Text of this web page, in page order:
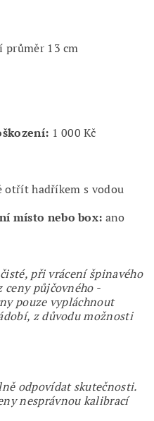
průměr 13 cm
1 000 Kč
otřít hadříkem s vodou
místo nebo box: ano
při vrácení špinavého
ceny půjčovného -
pouze vypláchnout
z důvodu možnosti
odpovídat skutečnosti.
nesprávnou kalibrací